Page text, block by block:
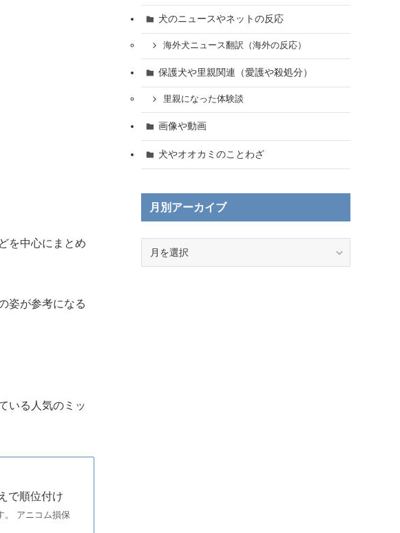
を中心にまとめ
姿が参考になる
いる人気のミッ
で順位付け
。 アニコム損保
犬のニュースやネットの反応
海外犬ニュース翻訳（海外の反応）
保護犬や里親関連（愛護や殺処分）
里親になった体験談
画像や動画
犬やオオカミのことわざ
月別アーカイブ